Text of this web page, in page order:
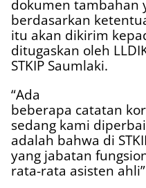
dokumen tambahan
berdasarkan
itu akan dikirim
ditugaskan oleh
STKIP Saumlaki.
“Ada
beberapa catatan
sedang kami
adalah bahwa di
yang jabatan
rata-rata asisten